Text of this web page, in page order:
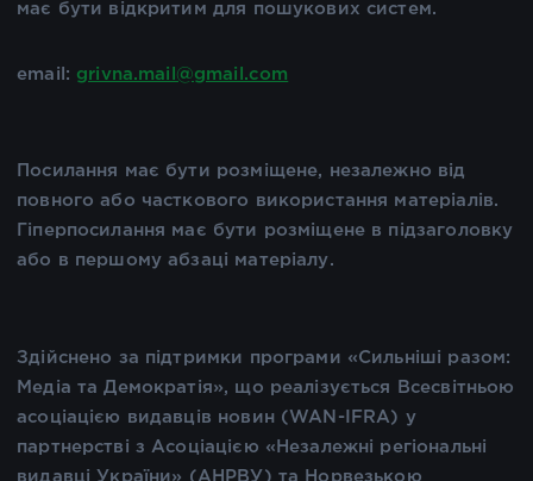
має бути відкритим для пошукових систем.
email: grivna.mail@gmail.com
Посилання має бути розміщене, незалежно від
повного або часткового використання матеріалів.
Гіперпосилання має бути розміщене в підзаголовку
або в першому абзаці матеріалу.
Здійснено за підтримки програми «Сильніші разом:
Медіа та Демократія», що реалізується Всесвітньою
асоціацією видавців новин (WAN-IFRA) у
партнерстві з Асоціацією «Незалежні регіональні
видавці України» (АНРВУ) та Норвезькою